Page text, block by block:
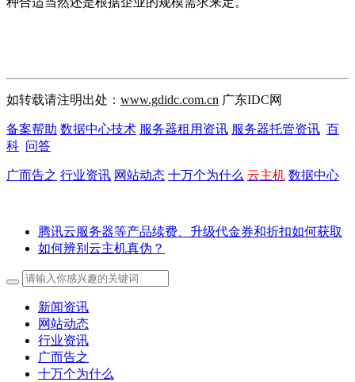
如转载请注明出处： www.gdidc.com.cn 广东IDC网
备案帮助 数据中心技术 服务器租用资讯 服务器托管资讯 百
科 问答
广而告之 行业资讯 网站动态 十万个为什么 云主机 数据中心
腾讯云服务器等产品续费、升级代金券和折扣如何获取
如何辨别云主机真伪？
新闻资讯
网站动态
行业资讯
广而告之
十万个为什么